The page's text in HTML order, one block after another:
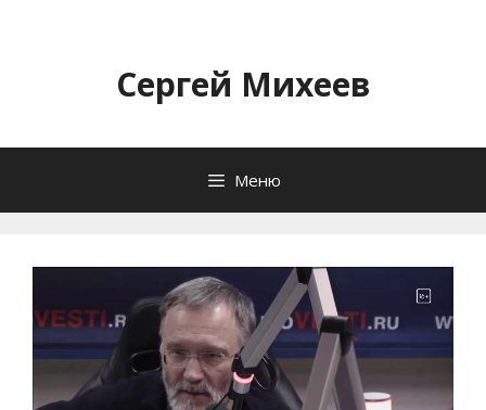
содержимомуСергей Михеев
Меню